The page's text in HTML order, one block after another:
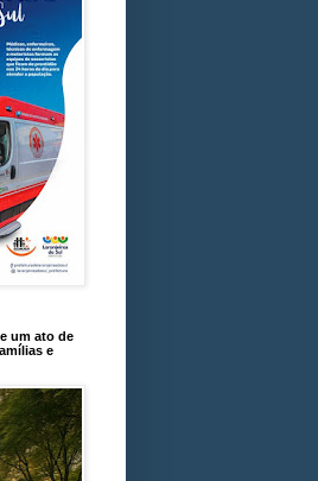
um ato de
e